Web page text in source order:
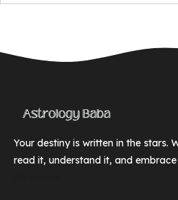
Your destiny is written in the stars.
read it, understand it, and embrace